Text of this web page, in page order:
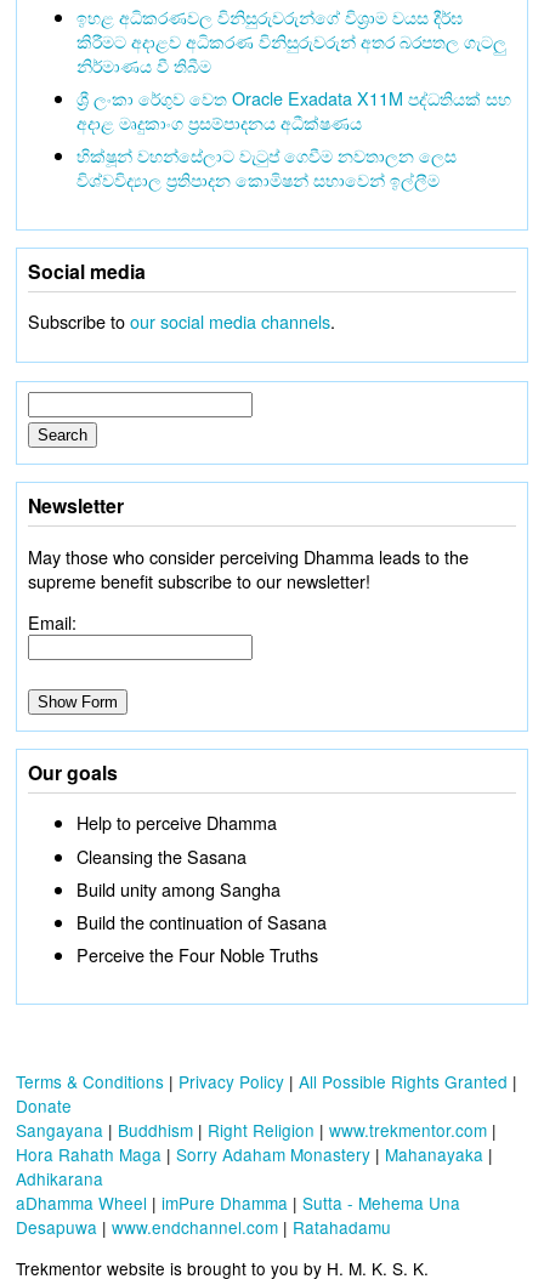
ඉහළ අධිකරණවල විනිසුරුවරුන්ගේ විශ්‍රාම වයස දීර්ඝ
කිරීමට අදාළව අධිකරණ විනිසුරුවරුන් අතර බරපතල ගැටලු
නිර්මාණය වී තිබීම
ශ්‍රී ලංකා රේගුව වෙත Oracle Exadata X11M පද්ධතියක් සහ
අදාළ මෘදුකාංග ප්‍රසම්පාදනය අධීක්ෂණය
භික්ෂූන් වහන්සේලාට වැටුප් ගෙවීම නවතාලන ලෙස
විශ්වවිද්‍යාල ප්‍රතිපාදන කොමිෂන් සභාවෙන් ඉල්ලීම
Social media
Subscribe toour social media channels.
Newsletter
May those who consider perceiving Dhamma leads to the
supreme benefit subscribe to our newsletter!
Email:
Our goals
Help to perceive Dhamma
Cleansing the Sasana
Build unity among Sangha
Build the continuation of Sasana
Perceive the Four Noble Truths
Terms & Conditions | Privacy Policy | All Possible Rights Granted |
Donate
Sangayana | Buddhism | Right Religion | www.trekmentor.com |
Hora Rahath Maga | Sorry Adaham Monastery | Mahanayaka |
Adhikarana
aDhamma Wheel | imPure Dhamma | Sutta - Mehema Una
Desapuwa | www.endchannel.com | Ratahadamu
Trekmentor website is brought to you by H. M. K. S. K.